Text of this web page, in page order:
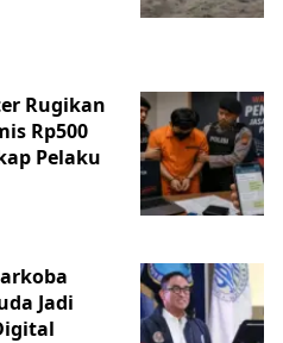
Rugikan
Rp500
Pelaku
Jadi